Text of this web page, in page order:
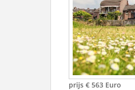
prijs € 563 Euro